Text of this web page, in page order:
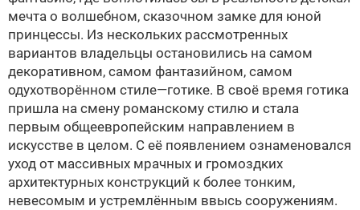
мечта о волшебном, сказочном замке для юной
принцессы. Из нескольких рассмотренных
вариантов владельцы остановились на самом
декоративном, самом фантазийном, самом
одухотворённом стиле—готике. В своё время готика
пришла на смену романскому стилю и стала
первым общеевропейским на­­­правлением в
искусстве в целом. С её появлением ознаменовался
уход от массивных мрачных и громоздких
архитектурных конструкций к более тонким,
невесомым и устремлённым ввысь сооружениям.